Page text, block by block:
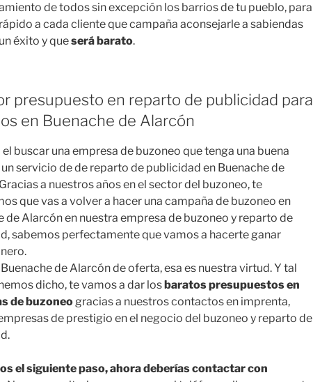
de todos sin excepción los barrios de tu pueblo, para
a cada cliente que campaña aconsejarle a sabiendas
éxito y queserá barato.
presupuesto en reparto de publicidad para
en Buenache de Alarcón
el buscar una empresa de buzoneo que tenga una buena
servicio de de reparto de publicidad en Buenache de
a nuestros años en el sector del buzoneo, te
que vas a volver a hacer una campaña de buzoneo en
de Alarcón en nuestra empresa de buzoneo y reparto de
sabemos perfectamente que vamos a hacerte ganar
de Alarcón de oferta, esa es nuestra virtud. Y tal
dicho, te vamos a dar losbaratos presupuestos en
de buzoneo gracias a nuestros contactos en imprenta,
de prestigio en el negocio del buzoneo y reparto de
el siguiente paso, ahora deberías contactar con